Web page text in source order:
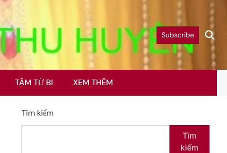
Subscribe
TÂM TỪ BI XEM THÊM
Tìm kiếm
Tìm
kiếm